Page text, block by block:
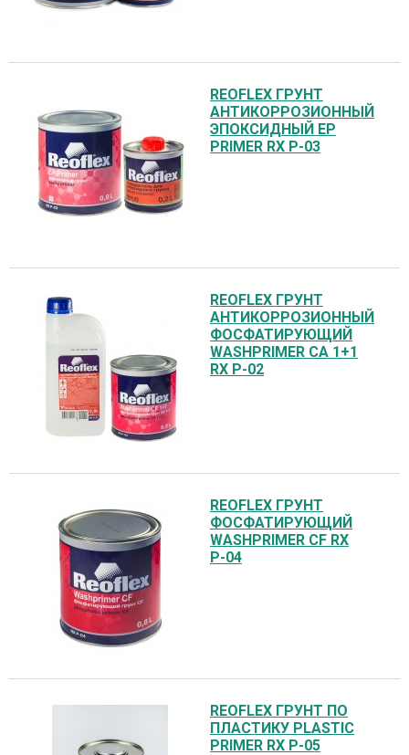
REOFLEX ГРУНТ
АНТИКОРРОЗИОННЫЙ
ЭПОКСИДНЫЙ EP
PRIMER RX P-03
REOFLEX ГРУНТ
АНТИКОРРОЗИОННЫЙ
ФОСФАТИРУЮЩИЙ
WASHPRIMER СА 1+1
RX P-02
REOFLEX ГРУНТ
ФОСФАТИРУЮЩИЙ
WASHPRIMER CF RX
P-04
REOFLEX ГРУНТ ПО
ПЛАСТИКУ PLASTIC
PRIMER RX P-05